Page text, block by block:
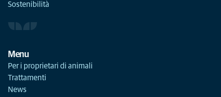
Sostenibilità
Menu
Per i proprietari di animali
Trattamenti
News